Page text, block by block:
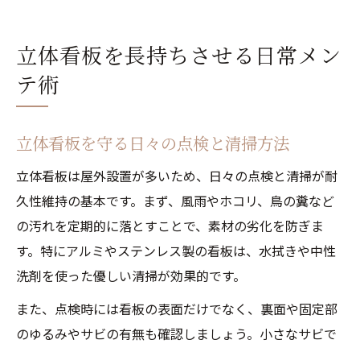
美観を守る立体看板の掃除ポイント
立体看板のもらい錆対応と予防のコツ
立体看板清掃で塗装面の光沢を維持する
耐久性アップに効く素材別お手入れ法
立体看板の素材別メンテで長寿命を実現
立体看板の金属部分に効果的な防錆ケア
スチロール立体看板は水分管理がカギ
アクリル立体看板の細やかな手入れ法
立体看板を長持ちさせる日常メン
テ術
立体看板を守る日々の点検と清掃方法
立体看板は屋外設置が多いため、日々の点検と清掃が耐
久性維持の基本です。まず、風雨やホコリ、鳥の糞など
の汚れを定期的に落とすことで、素材の劣化を防ぎま
す。特にアルミやステンレス製の看板は、水拭きや中性
洗剤を使った優しい清掃が効果的です。
また、点検時には看板の表面だけでなく、裏面や固定部
のゆるみやサビの有無も確認しましょう。小さなサビで